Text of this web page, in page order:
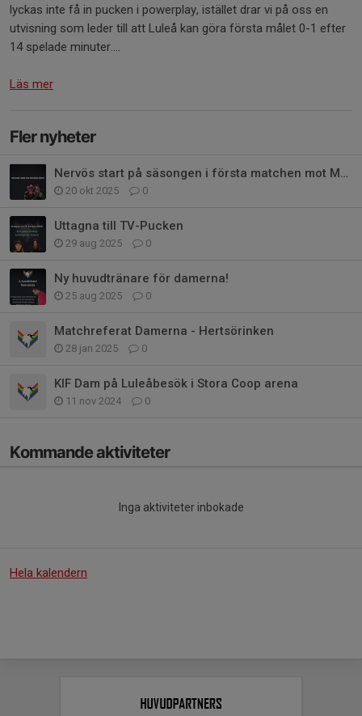
lyckas inte få in pucken i powerplay, istället drar vi på oss en
utvisning som leder till att Luleå kan göra första målet 0-1 efter
14 spelade minuter....
Läs mer
Fler nyheter
Nervös start på säsongen i första matchen mot MSSK1!
20 okt 2025 0
Uttagna till TV-Pucken
29 aug 2025 0
Ny huvudtränare för damerna!
25 aug 2025 0
Matchreferat Damerna - Hertsörinken
28 jan 2025 0
KIF Dam på Luleåbesök i Stora Coop arena
11 nov 2024 0
Kommande aktiviteter
Inga aktiviteter inbokade
Hela kalendern